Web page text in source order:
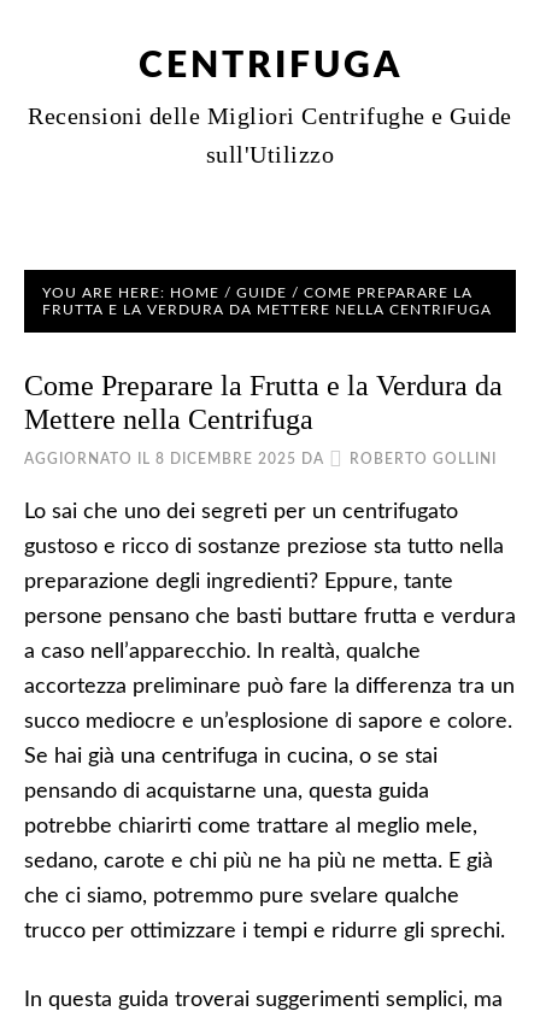
CENTRIFUGA
Recensioni delle Migliori Centrifughe e Guide
sull'Utilizzo
YOU ARE HERE: HOME / GUIDE / COME PREPARARE LA
FRUTTA E LA VERDURA DA METTERE NELLA CENTRIFUGA
Come Preparare la Frutta e la Verdura da
Mettere nella Centrifuga
AGGIORNATO IL 8 DICEMBRE 2025 DA ROBERTO GOLLINI
Lo sai che uno dei segreti per un centrifugato
gustoso e ricco di sostanze preziose sta tutto nella
preparazione degli ingredienti? Eppure, tante
persone pensano che basti buttare frutta e verdura
a caso nell’apparecchio. In realtà, qualche
accortezza preliminare può fare la differenza tra un
succo mediocre e un’esplosione di sapore e colore.
Se hai già una centrifuga in cucina, o se stai
pensando di acquistarne una, questa guida
potrebbe chiarirti come trattare al meglio mele,
sedano, carote e chi più ne ha più ne metta. E già
che ci siamo, potremmo pure svelare qualche
trucco per ottimizzare i tempi e ridurre gli sprechi.
In questa guida troverai suggerimenti semplici, ma